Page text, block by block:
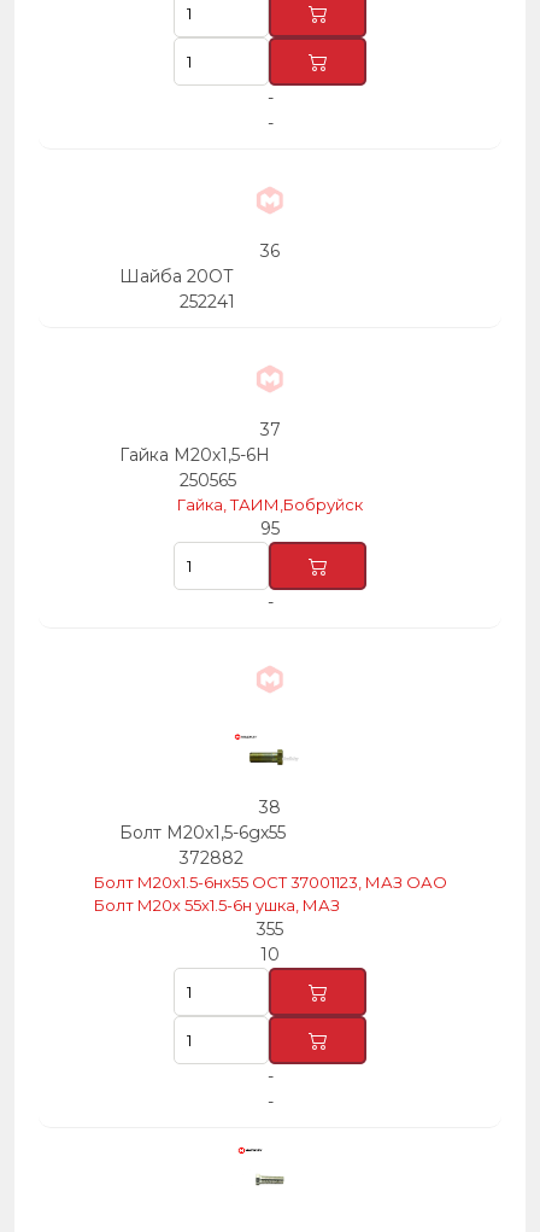
-
-
36
Шайба 20ОТ
252241
37
Гайка М20х1,5-6Н
250565
Гайка, ТАИМ,Бобруйск
95
-
38
Болт М20х1,5-6gх55
372882
Болт М20х1.5-6нх55 ОСТ 37001123, МАЗ ОАО
Болт М20х 55х1.5-6н ушка, МАЗ
355
10
-
-